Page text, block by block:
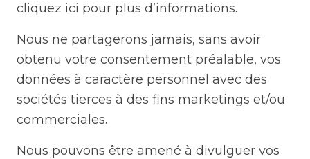
cliquez ici pour plus d’informations.
Nous ne partagerons jamais, sans avoir
obtenu votre consentement préalable, vos
données à caractère personnel avec des
sociétés tierces à des fins marketings et/ou
commerciales.
Nous pouvons être amené à divulguer vos